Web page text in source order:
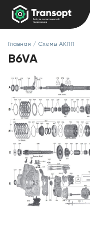
Главная / Схемы АКПП
B6VA